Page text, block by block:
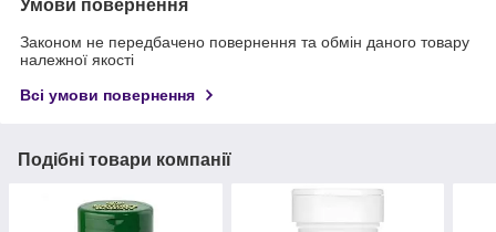
Умови повернення
Законом не передбачено повернення та обмін даного товару
належної якості
Всі умови повернення
Подібні товари компанії